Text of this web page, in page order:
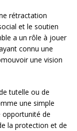
rétractation
et le soutien
a un rôle à jouer
connu une
une vision
tutelle ou de
une simple
de
la protection et de